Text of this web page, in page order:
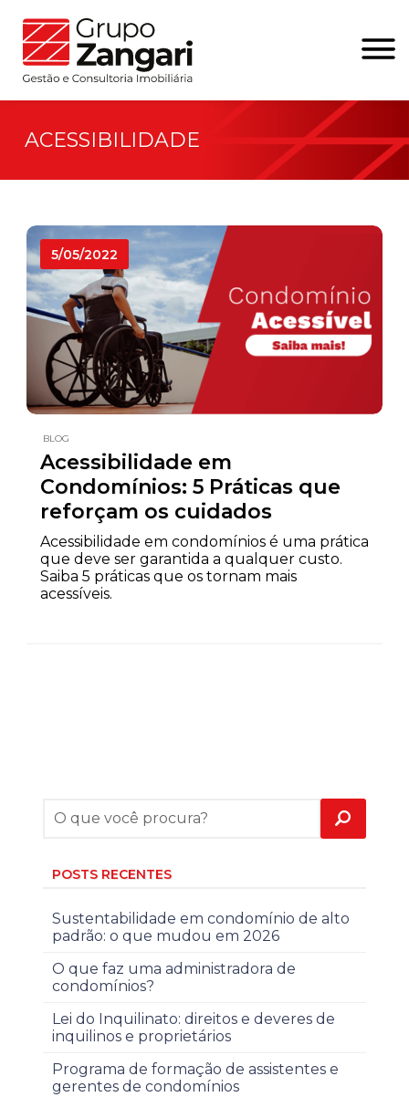
ACESSIBILIDADE
5/05/2022
BLOG
Acessibilidade em
Condomínios: 5 Práticas que
reforçam os cuidados
Acessibilidade em condomínios é uma prática
que deve ser garantida a qualquer custo.
Saiba 5 práticas que os tornam mais
acessíveis.
POSTS RECENTES
Sustentabilidade em condomínio de alto
padrão: o que mudou em 2026
O que faz uma administradora de
condomínios?
Lei do Inquilinato: direitos e deveres de
inquilinos e proprietários
Programa de formação de assistentes e
gerentes de condomínios